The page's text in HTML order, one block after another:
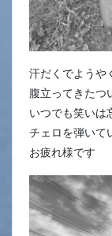
汗だくでようや
腹立ってきたつ
いつでも笑いは
チェロを弾いて
お疲れ様です